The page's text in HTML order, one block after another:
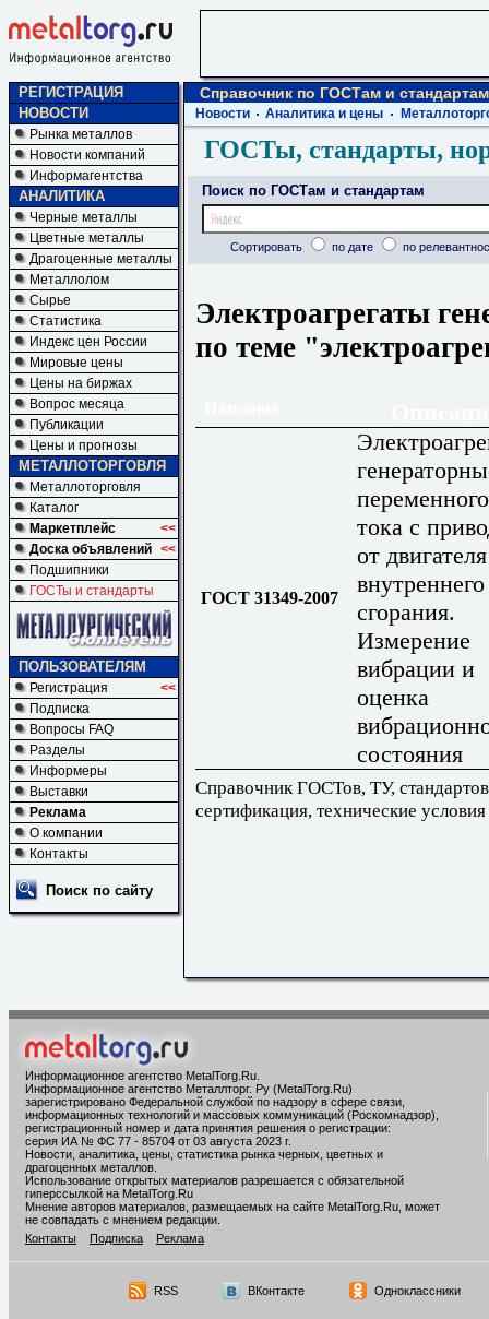
РЕГИСТРАЦИЯ
НОВОСТИ
Рынка металлов
Новости компаний
Информагентства
АНАЛИТИКА
Черные металлы
Цветные металлы
Драгоценные металлы
Металлолом
Сырье
Статистика
Индекс цен России
Мировые цены
Цены на биржах
Вопрос месяца
Публикации
Цены и прогнозы
МЕТАЛЛОТОРГОВЛЯ
Металлоторговля
Каталог
Маркетплейс
<<
Доска объявлений <<
Подшипники
ГОСТы и стандарты
ПОЛЬЗОВАТЕЛЯМ
Регистрация
<<
Подписка
Вопросы FAQ
Разделы
Информеры
Выставки
Реклама
О компании
Контакты
Поиск по сайту
Справочник по ГОСТам и стандартам
Новости Аналитика и цены
ГОСТы, стандарты,
Поиск по ГОСТам и стандартам
Сортировать по дате по
Электроагрегаты
по теме
ГОСТ 31349-2007
переменного
тока с
от двигателя
внутреннего
сгорания.
Измерение
вибрации и
оценка
состояния
Справочник ГОСТов, ТУ,
сертификация, технические условия
Информационное агентство MetalTorg.Ru
Информационное агентство Металлторг. Ру (MetalTorg.Ru)
зарегистрировано Федеральной службой по надзору в сфере связи,
информационных технологий и массовых коммуникаций (Роскомнадзор),
регистрационный номер и дата принятия решения о регистрации:
серия ИА № ФС 77 - 85704 от 03 августа 2023 г.
Новости, аналитика, цены, статистика рынка черных, цветных и
драгоценных металлов.
Использование открытых материалов разрешается с обязательной
гиперссылкой на MetalTorg.Ru
Мнение авторов материалов, размещаемых на сайте MetalTorg.Ru, может
не совпадать с мнением редакции.
Контакты
Подписка Реклама
RSS ВКонтакте Одноклассники